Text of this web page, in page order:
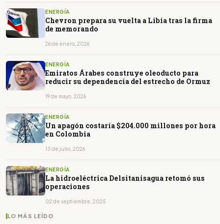
ENERGÍA
Chevron prepara su vuelta a Libia tras la firma
de memorando
26 de enero, 2026
ENERGÍA
Emiratos Árabes construye oleoducto para
reducir su dependencia del estrecho de Ormuz
19 de mayo, 2026
ENERGÍA
Un apagón costaría $204.000 millones por hora
en Colombia
13 de julio, 2026
ENERGÍA
La hidroeléctrica Delsitanisagua retomó sus
operaciones
02 de septiembre, 2025
LO MÁS LEÍDO